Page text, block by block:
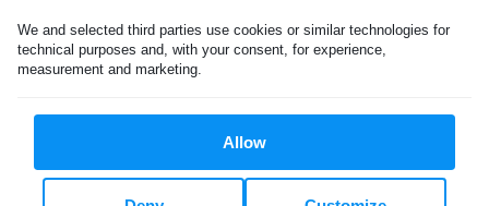
We and selected third parties use cookies or similar technologies for
technical purposes and, with your consent, for experience,
measurement and marketing.
Allow
esta página usted acepta nuestrapolítica de privacidady